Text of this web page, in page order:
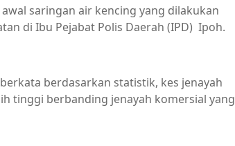
saringan air kencing yang dilakukan
di Ibu Pejabat Polis Daerah (IPD) Ipoh.
berdasarkan statistik, kes jenayah
tinggi berbanding jenayah komersial yang